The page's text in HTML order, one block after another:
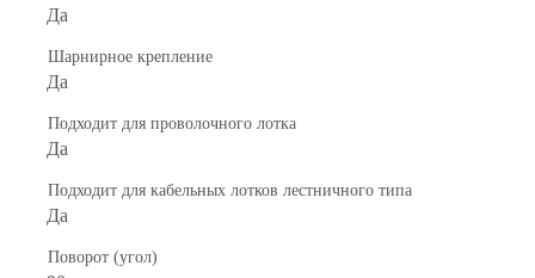
Да
Шарнирное крепление
Да
Подходит для проволочного лотка
Да
Подходит для кабельных лотков лестничного типа
Да
Поворот (угол)